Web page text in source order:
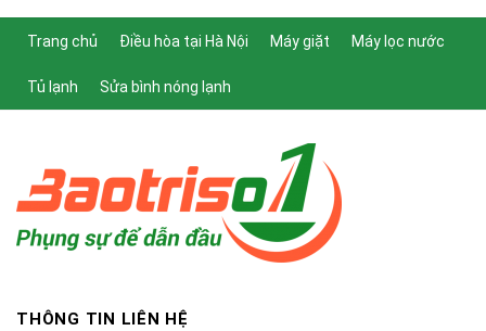
Trang chủ Điều hòa tại Hà Nội Máy giặt Máy lọc nước
Tủ lạnh Sửa bình nóng lạnh
THÔNG TIN LIÊN HỆ